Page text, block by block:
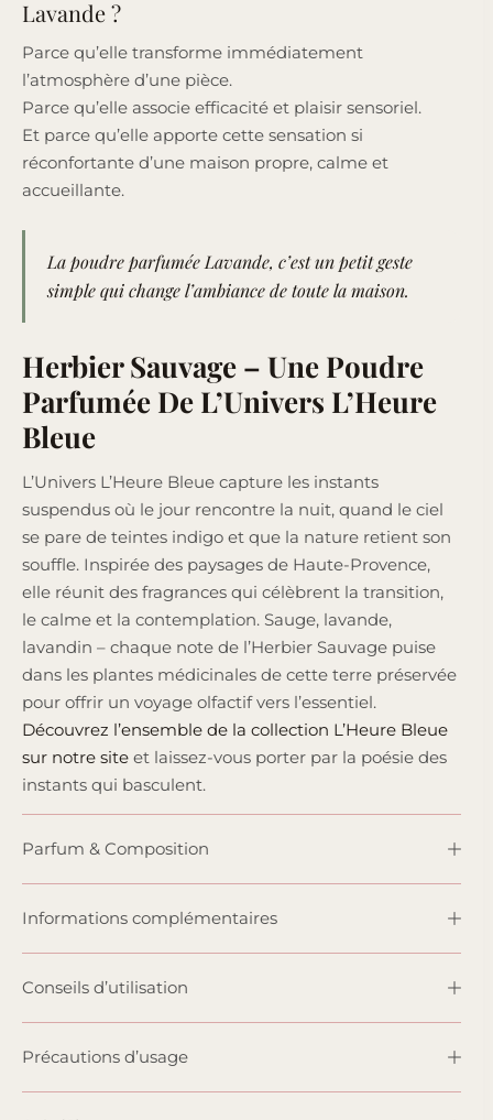
Lavande ?
Parce qu’elle transforme immédiatement
l’atmosphère d’une pièce.
Parce qu’elle associe efficacité et plaisir sensoriel.
Et parce qu’elle apporte cette sensation si
réconfortante d’une maison propre, calme et
accueillante.
La poudre parfumée Lavande, c’est un petit geste
simple qui change l’ambiance de toute la maison.
Herbier Sauvage – Une Poudre
Parfumée De L’Univers L’Heure
Bleue
L’Univers L’Heure Bleue capture les instants
suspendus où le jour rencontre la nuit, quand le ciel
se pare de teintes indigo et que la nature retient son
souffle. Inspirée des paysages de Haute-Provence,
elle réunit des fragrances qui célèbrent la transition,
le calme et la contemplation. Sauge, lavande,
lavandin – chaque note de l’Herbier Sauvage puise
dans les plantes médicinales de cette terre préservée
pour offrir un voyage olfactif vers l’essentiel.
Découvrez l’ensemble de la collection L’Heure Bleue
sur notre site et laissez-vous porter par la poésie des
instants qui basculent.
Parfum & Composition
Informations complémentaires
Conseils d’utilisation
Précautions d’usage